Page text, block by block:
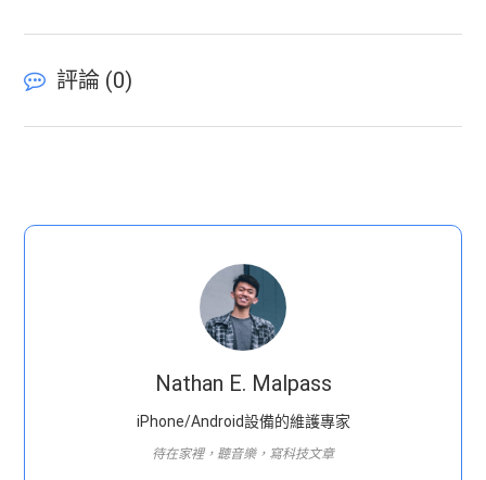
評論 (0)
Nathan E. Malpass
iPhone/Android設備的維護專家
待在家裡，聽音樂，寫科技文章